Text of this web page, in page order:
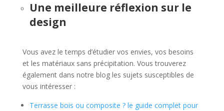
Une meilleure réflexion sur le
design
Vous avez le temps d’étudier vos envies, vos besoins
et les matériaux sans précipitation. Vous trouverez
également dans notre blog les sujets susceptibles de
vous intéresser :
Terrasse bois ou composite ? le guide complet pour